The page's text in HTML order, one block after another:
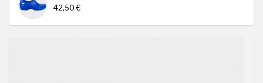
42,50 €